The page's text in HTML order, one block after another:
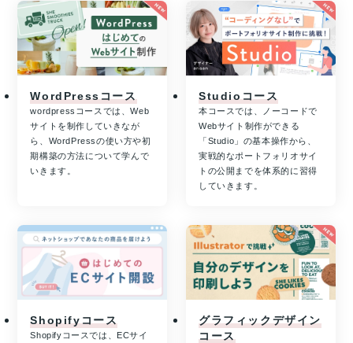
WordPressコース
wordpressコースでは、Web
サイトを制作していきなが
ら、WordPressの使い方や初
期構築の方法について学んで
いきます。
Studioコース
本コースでは、ノーコードで
Webサイト制作ができる
「Studio」の基本操作から、
実戦的なポートフォリオサイ
トの公開までを体系的に習得
していきます。
Shopifyコース
Shopifyコースでは、ECサイ
グラフィックデザイン
コース